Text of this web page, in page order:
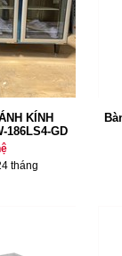
KÍNH
186LS4-GD
tháng